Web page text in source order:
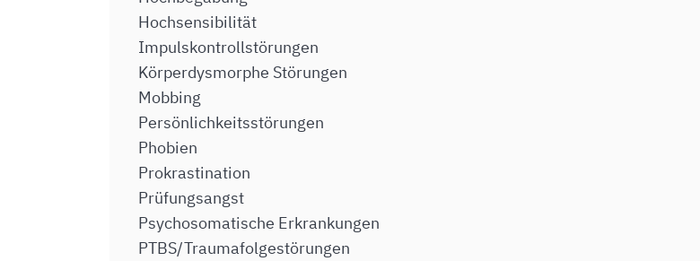
Hochsensibilität
Impulskontrollstörungen
Körperdysmorphe Störungen
Mobbing
Persönlichkeitsstörungen
Phobien
Prokrastination
Prüfungsangst
Psychosomatische Erkrankungen
PTBS/Traumafolgestörungen